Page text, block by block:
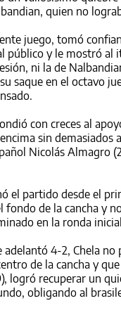
quien no
juego, tomó
y le mostró al
ni la de
saque en el octavo
con creces al
sin demasiados
Nicolás Almagro
el partido desde el
de la cancha y
en la ronda
4-2, Chela
de la cancha y
logró recuperar un
obligando al